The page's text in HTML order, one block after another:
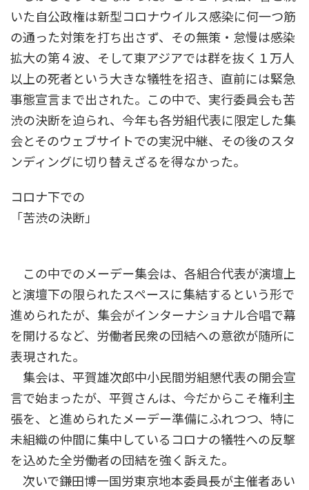
いた自公政権は新型コロナウイルス感染に何一つ筋
の通った対策を打ち出さず、その無策・怠慢は感染
拡大の第４波、そして東アジアでは群を抜く１万人
以上の死者という大きな犠牲を招き、直前には緊急
事態宣言まで出された。この中で、実行委員会も苦
渋の決断を迫られ、今年も各労組代表に限定した集
会とそのウェブサイトでの実況中継、その後のスタ
ンディングに切り替えざるを得なかった。
コロナ下での
「苦渋の決断」
この中でのメーデー集会は、各組合代表が演壇上
と演壇下の限られたスペースに集結するという形で
進められたが、集会がインターナショナル合唱で幕
を開けるなど、労働者民衆の団結への意欲が随所に
表現された。
集会は、平賀雄次郎中小民間労組懇代表の開会宣
言で始まったが、平賀さんは、今だからこそ権利主
張を、と進められたメーデー準備にふれつつ、特に
未組織の仲間に集中しているコロナの犠牲への反撃
を込めた全労働者の団結を強く訴えた。
次いで鎌田博一国労東京地本委員長が主催者あい